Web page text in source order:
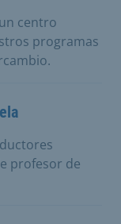
centro
programas
profesor de